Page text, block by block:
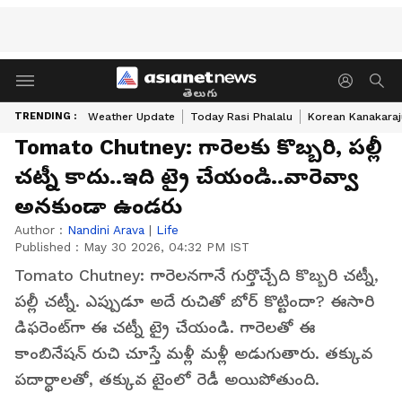
తెలుగు
TRENDING : Weather Update Today Rasi Phalalu Korean
Tomato Chutney: గారెలకు కొబ్బరి, పల్లీ
చట్నీ కాదు..ఇది ట్రై చేయండి..వారెవ్వా
అనకుండా ఉండరు
Author : Nandini Arava | Life
Published : May 30 2026, 04:32 PM IST
Tomato Chutney: గారెలనగానే గుర్తొచ్చేది కొబ్బరి చట్నీ,
పల్లీ చట్నీ. ఎప్పుడూ అదే రుచితో బోర్ కొట్టిందా? ఈసారి
డిఫరెంట్‌గా ఈ చట్నీ ట్రై చేయండి. గారెలతో ఈ
కాంబినేషన్ రుచి చూస్తే మళ్లీ మళ్లీ అడుగుతారు. తక్కువ
పదార్థాలతో, తక్కువ టైంలో రెడీ అయిపోతుంది.